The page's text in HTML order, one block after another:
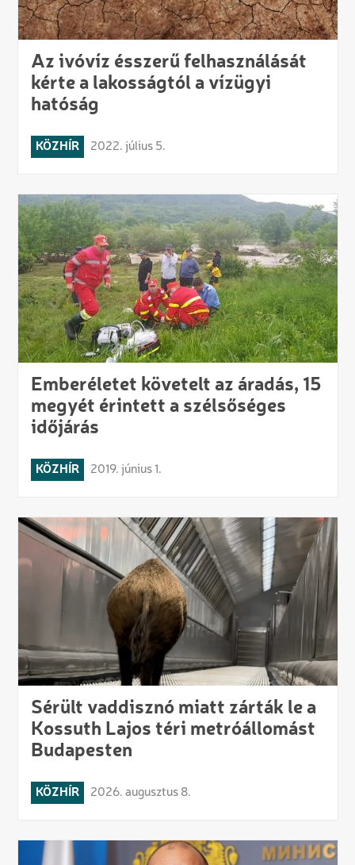
Az ivóvíz ésszerű felhasználását
kérte a lakosságtól a vízügyi
hatóság
KÖZHÍR 2022. július 5.
Emberéletet követelt az áradás, 15
megyét érintett a szélsőséges
időjárás
KÖZHÍR 2019. június 1.
Sérült vaddisznó miatt zárták le a
Kossuth Lajos téri metróállomást
Budapesten
KÖZHÍR 2026. augusztus 8.